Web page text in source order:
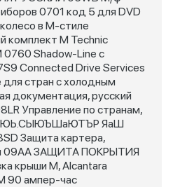
0701 код 5 для DVD
в M-стиле
комплект M Technic
0760 Shadow-Line с
Connected Drive Services
стран с холодным
документация, русский
Управление по странам,
ЯаШ
Защита картера,
09AA ЗАЩИТА ПОКРЫТИЯ
крыши М, Alcantara
90 ампер-час